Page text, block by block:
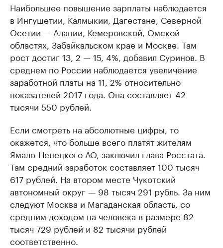
Наибольшее повышение зарплаты наблюдается
в Ингушетии, Калмыкии, Дагестане, Северной
Осетии — Алании, Кемеровской, Омской
областях, Забайкальском крае и Москве. Там
рост достиг 13, 2 — 15, 4%, добавил Суринов. В
среднем по России наблюдается увеличение
заработной платы на 11, 2% относительно
показателей 2017 года. Она составляет 42
тысячи 550 рублей.
Если смотреть на абсолютные цифры, то
окажется, что больше всего платят жителям
Ямало-Ненецкого АО, заключил глава Росстата.
Там средний заработок составляет 100 тысяч
617 рублей. На втором месте Чукотский
автономный округ — 98 тысяч 291 рубль. За ним
следуют Москва и Магаданская область, со
средним доходом на человека в размере 82
тысяч 729 рублей и 82 тысячи рублей
соответственно.